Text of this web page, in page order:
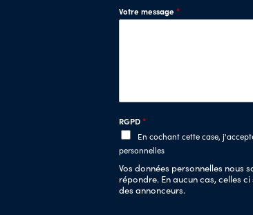
Votre message *
RGPD *
En cochant cette case,
personnelles
Vos données personnelles nous
répondre. En aucun cas, celles
des annonceurs.